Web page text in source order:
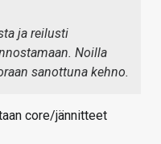
ja reilusti
Noilla
sanottuna kehno.
core/jännitteet